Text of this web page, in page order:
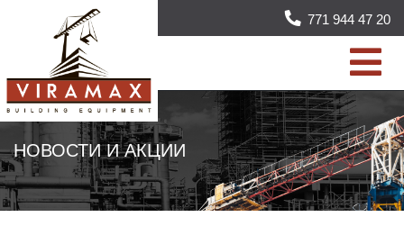
771 944 47 20
НОВОСТИ И АКЦИИ